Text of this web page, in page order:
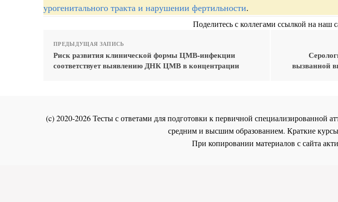
урогенитального тракта и нарушении фертильности.
Поделитесь с коллегами ссылкой на наш
ПРЕДЫДУЩАЯ ЗАПИСЬ
Риск развития клинической формы ЦМВ-инфекции
соответствует выявлению ДНК ЦМВ в концентрации
вызванной
(c) 2020-2026 Тесты с ответами для подготовки к первичной специализированной
средним и высшим образованием. Краткие
При копировании материалов с сайта